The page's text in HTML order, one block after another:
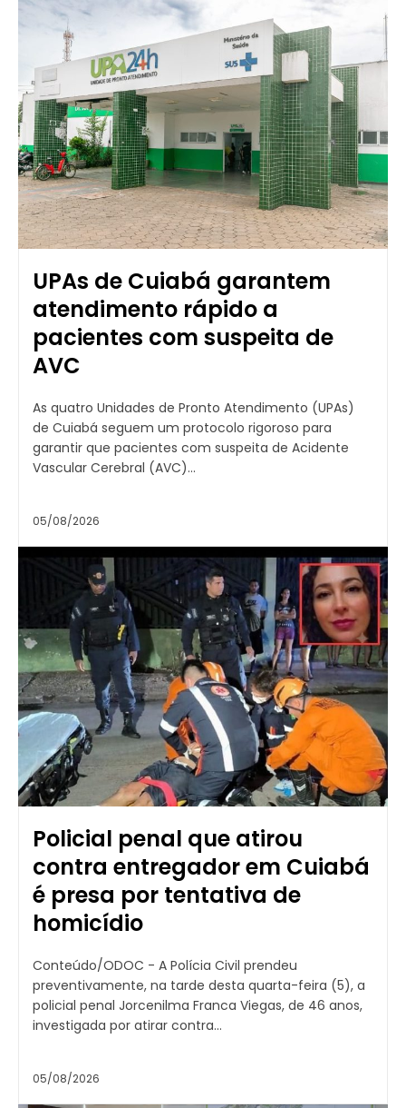
UPAs de Cuiabá garantem
atendimento rápido a
pacientes com suspeita de
AVC
As quatro Unidades de Pronto Atendimento (UPAs)
de Cuiabá seguem um protocolo rigoroso para
garantir que pacientes com suspeita de Acidente
Vascular Cerebral (AVC)...
05/08/2026
Policial penal que atirou
contra entregador em Cuiabá
é presa por tentativa de
homicídio
Conteúdo/ODOC - A Polícia Civil prendeu
preventivamente, na tarde desta quarta-feira (5), a
policial penal Jorcenilma Franca Viegas, de 46 anos,
investigada por atirar contra...
05/08/2026